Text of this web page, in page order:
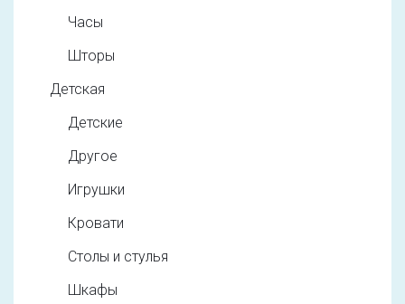
Часы
Шторы
Детская
Детские
Другое
Игрушки
Кровати
Столы и стулья
Шкафы